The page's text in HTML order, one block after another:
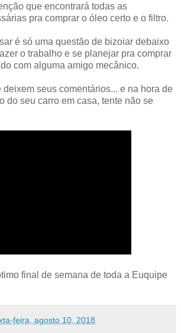
que encontrará todas as
pra comprar o óleo certo e o filtro.
é só uma questão de bizoiar debaixo
o trabalho e se planejar pra comprar
com alguma amigo mecânico.
seus comentários... e na hora de
do seu carro em casa, tente não se
final de semana de toda a Euquipe
feira, agosto 10, 2018